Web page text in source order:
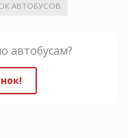
АВТОБУСОВ
автобусам?